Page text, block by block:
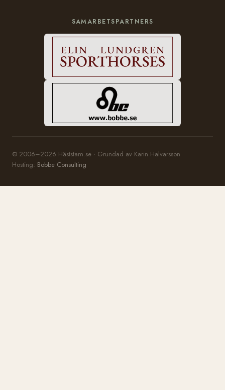
SAMARBETSPARTNERS
© 2006–2026 Häststam.se · Grundad av Karin Halvarsson
Hosting: Bobbe Consulting